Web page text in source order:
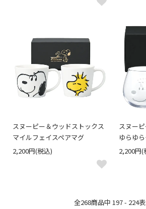
スヌーピー＆ウッドストックス
マイルフェイスペアマグ
2,200円(税込)
スヌー
ゆらゆ
2,200円(
全268商品中 197 - 224